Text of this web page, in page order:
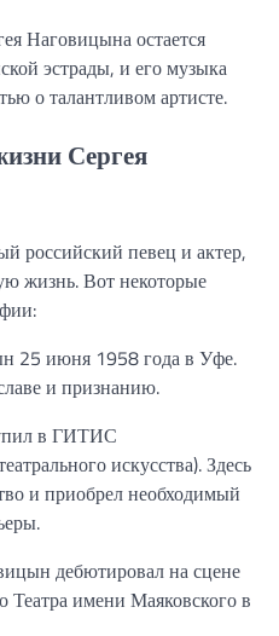
Наговицына остается
эстрады, и его музыка
о талантливом артисте.
Сергея
российский певец и актер,
жизнь. Вот некоторые
25 июня 1958 года в Уфе.
и признанию.
в ГИТИС
искусства). Здесь
и приобрел необходимый
дебютировал на сцене
Театра имени Маяковского в